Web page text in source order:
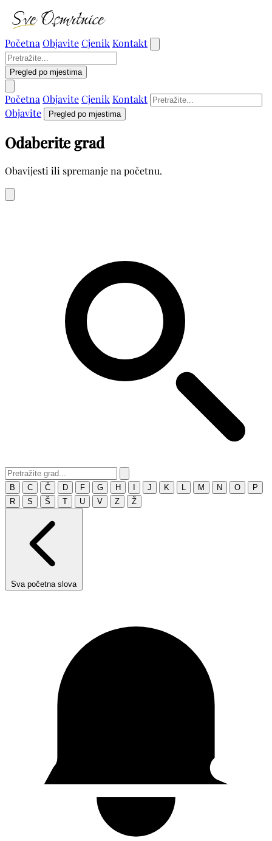
Početna ObjaviteCjenik Kontakt
Pregled po mjestima
Početna ObjaviteCjenik Kontakt
Objavite
Pregled po mjestima
Odaberite grad
Obavijesti ili spremanje na početnu.
B C Č D F G H J K M N O
P
R
S Š T U V Z Ž
Sva početna slova